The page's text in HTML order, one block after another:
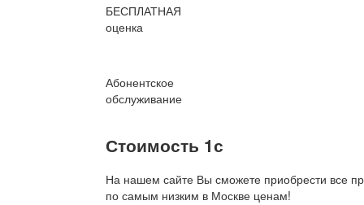
БЕСПЛАТНАЯ
оценка
Абонентское
обслуживание
Стоимость 1с
На нашем сайте Вы сможете приобрести все
по самым низким в Москве ценам!